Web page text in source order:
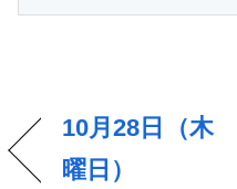
10月28日（木
曜日）